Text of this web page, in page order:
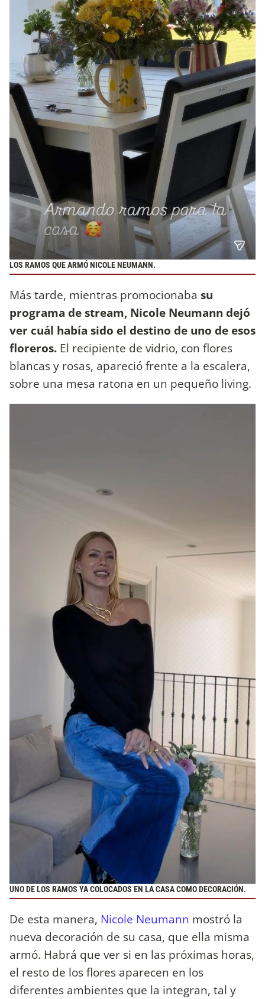
LOS RAMOS QUE ARMÓ NICOLE NEUMANN.
Más tarde, mientras promocionaba su
programa de stream, Nicole Neumann dejó
ver cuál había sido el destino de uno de esos
floreros. El recipiente de vidrio, con flores
blancas y rosas, apareció frente a la escalera,
sobre una mesa ratona en un pequeño living.
UNO DE LOS RAMOS YA COLOCADOS EN LA CASA COMO DECORACIÓN.
De esta manera, Nicole Neumann mostró la
nueva decoración de su casa, que ella misma
armó. Habrá que ver si en las próximas horas,
el resto de los flores aparecen en los
diferentes ambientes que la integran, tal y